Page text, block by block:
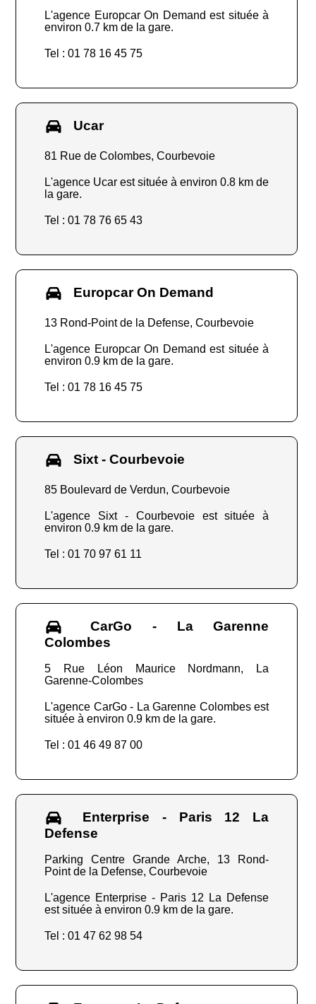
L'agence Europcar On Demand est située à
environ 0.7 km de la gare.
Tel : 01 78 16 45 75
Ucar
81 Rue de Colombes, Courbevoie
L'agence Ucar est située à environ 0.8 km de
la gare.
Tel : 01 78 76 65 43
Europcar On Demand
13 Rond-Point de la Defense, Courbevoie
L'agence Europcar On Demand est située à
environ 0.9 km de la gare.
Tel : 01 78 16 45 75
Sixt - Courbevoie
85 Boulevard de Verdun, Courbevoie
L'agence Sixt - Courbevoie est située à
environ 0.9 km de la gare.
Tel : 01 70 97 61 11
CarGo - La Garenne
Colombes
5 Rue Léon Maurice Nordmann, La
Garenne-Colombes
L'agence CarGo - La Garenne Colombes est
située à environ 0.9 km de la gare.
Tel : 01 46 49 87 00
Enterprise - Paris 12 La
Defense
Parking Centre Grande Arche, 13 Rond-
Point de la Defense, Courbevoie
L'agence Enterprise - Paris 12 La Defense
est située à environ 0.9 km de la gare.
Tel : 01 47 62 98 54